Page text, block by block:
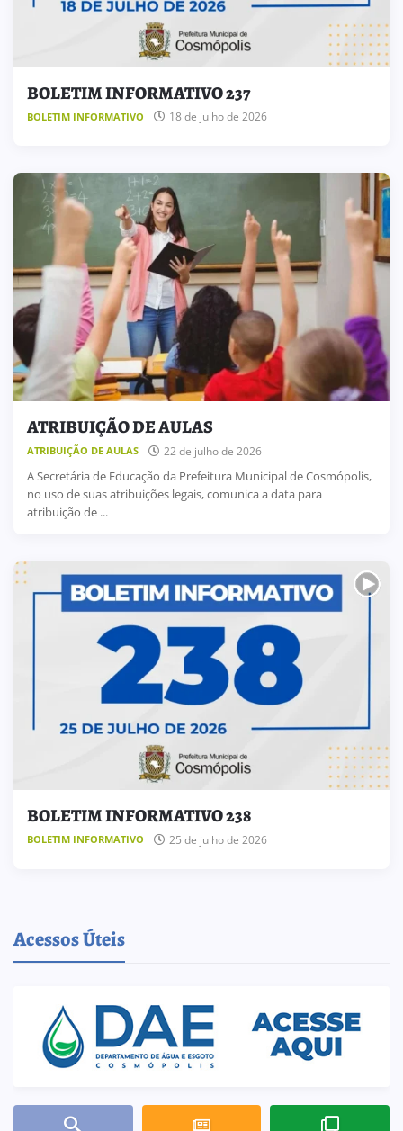
BOLETIM INFORMATIVO 237
BOLETIM INFORMATIVO 18 de julho de 2026
ATRIBUIÇÃO DE AULAS
ATRIBUIÇÃO DE AULAS 22 de julho de 2026
A Secretária de Educação da Prefeitura Municipal de Cosmópolis,
no uso de suas atribuições legais, comunica a data para
atribuição de ...
BOLETIM INFORMATIVO 238
BOLETIM INFORMATIVO 25 de julho de 2026
Acessos Úteis